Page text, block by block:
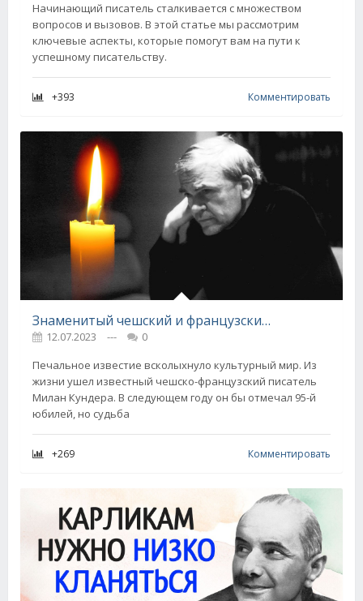
Начинающий писатель сталкивается с множеством
вопросов и вызовов. В этой статье мы рассмотрим
ключевые аспекты, которые помогут вам на пути к
успешному писательству.
+393 Комментировать
Знаменитый чешский и французский писатель Милан Кундера улетел на небеса, мастеру слова было 94 года
12.07.2023 ---
0
Печальное известие всколыхнуло культурный мир. Из
жизни ушел известный чешско-французский писатель
Милан Кундера. В следующем году он бы отмечал 95-й
юбилей, но судьба
+269 Комментировать